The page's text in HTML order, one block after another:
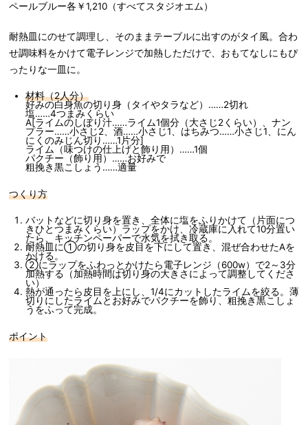
ペールブルー各￥1,210（すべてスタジオエム）
耐熱皿にのせて調理し、そのままテーブルに出すのがタイ風。合わ
せ調味料をかけて電子レンジで加熱しただけで、おもてなしにもぴ
ったりな一皿に。
材料（2人分）
好みの白身魚の切り身（タイやタラなど）……2切れ
塩……4つまみくらい
A[ライムのしぼり汁……ライム1個分（大さじ2くらい）、ナン
プラー……小さじ2、酒……小さじ1、はちみつ……小さじ1、にん
にくのみじん切り……1片分]
ライム（味つけの仕上げと飾り用）……1個
パクチー（飾り用）……お好みで
粗挽き黒こしょう……適量
つくり方
バットなどに切り身を置き、全体に塩をふりかけて（片面につ
きひとつまみくらい）ラップをかけ、冷蔵庫に入れて10分置い
たら、キッチンペーパーで水気を拭き取る。
耐熱皿に①の切り身を皮目を下にして置き、混ぜ合わせたAを
かける。
②にラップをふわっとかけたら電子レンジ（600w）で2～3分
加熱する（加熱時間は切り身の大きさによって調整してくださ
い）
熱が通ったら皮目を上にし、1/4にカットしたライムを絞る。薄
切りにしたライムとお好みでパクチーを飾り、粗挽き黒こしょ
うをふって完成。
ポイント